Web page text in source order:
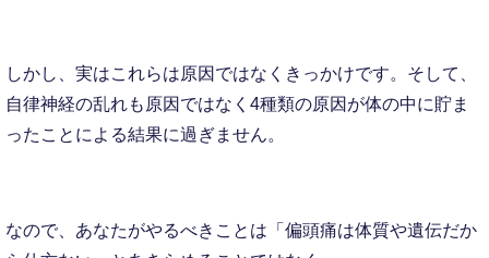
しかし、実はこれらは原因ではなくきっかけです。そして、
自律神経の乱れも原因ではなく4種類の原因が体の中に貯ま
ったことによる結果に過ぎません。
なので、あなたがやるべきことは「偏頭痛は体質や遺伝だか